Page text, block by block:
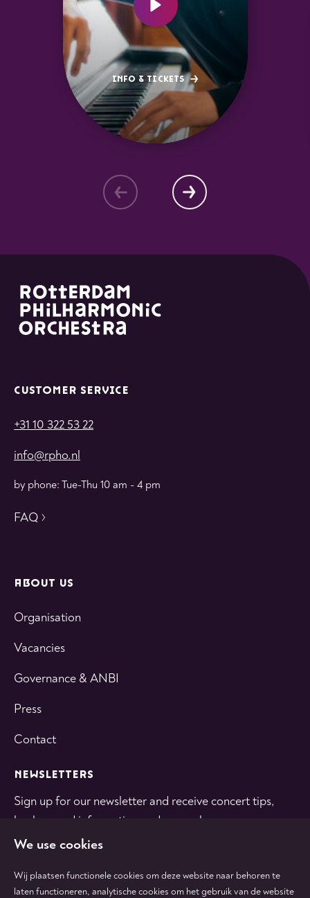
INFO & TICKETS
CUSTOMER SERVICE
+31 10 322 53 22
info@rpho.nl
by phone: Tue-Thu 10 am - 4 pm
FAQ
ABOUT US
Organisation
Vacancies
Governance & ANBI
Press
Contact
NEWSLETTERS
Sign up for our newsletter and receive concert tips,
background information and general news.
We use cookies
Wij plaatsen functionele cookies om deze website naar behoren te
laten functioneren, analytische cookies om het gebruik van de website